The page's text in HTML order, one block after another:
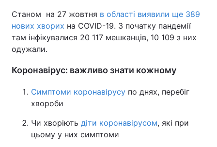
Станом на 27 жовтня в області виявили ще 389
нових хворих на COVID-19. З початку пандемії
там інфікувалися 20 117 мешканців, 10 109 з них
одужали.
Коронавірус: важливо знати кожному
Симптоми коронавірусу по днях, перебіг
хвороби
Чи хворіють діти коронавірусом, які при
цьому у них симптоми